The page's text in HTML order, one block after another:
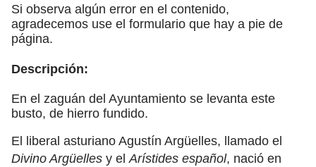
Si observa algún error en el contenido,
agradecemos use el formulario que hay a pie de
página.
Descripción:
En el zaguán del Ayuntamiento se levanta este
busto, de hierro fundido.
El liberal asturiano Agustín Argüelles, llamado el
Divino Argüelles y el Arístides español, nació en